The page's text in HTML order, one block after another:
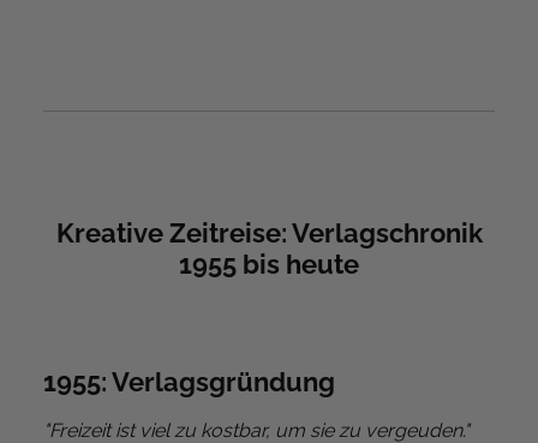
Kreative Zeitreise: Verlagschronik
1955 bis heute
1955: Verlagsgründung
"Freizeit ist viel zu kostbar, um sie zu vergeuden."